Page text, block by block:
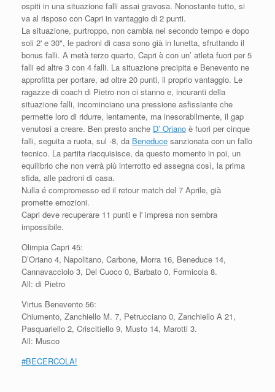
ospiti in una situazione falli assai gravosa. Nonostante tutto, si
va al risposo con Capri in vantaggio di 2 punti.
La situazione, purtroppo, non cambia nel secondo tempo e dopo
soli 2' e 30", le padroni di casa sono già in lunetta, sfruttando il
bonus falli. A metà terzo quarto, Capri è con un’ atleta fuori per 5
falli ed altre 3 con 4 falli. La situazione precipita e Benevento ne
approfitta per portare, ad oltre 20 punti, il proprio vantaggio. Le
ragazze di coach di Pietro non ci stanno e, incuranti della
situazione falli, incominciano una pressione asfissiante che
permette loro di ridurre, lentamente, ma inesorabilmente, il gap
venutosi a creare. Ben presto anche D’ Oriano è fuori per cinque
falli, seguita a ruota, sul -8, da Beneduce sanzionata con un fallo
tecnico. La partita riacquisisce, da questo momento in poi, un
equilibrio che non verrà più interrotto ed assegna così, la prima
sfida, alle padroni di casa.
Nulla é compromesso ed il retour match del 7 Aprile, già
promette emozioni.
Capri deve recuperare 11 punti e l' impresa non sembra
impossibile.
Olimpia Capri 45:
D’Oriano 4, Napolitano, Carbone, Morra 16, Beneduce 14,
Cannavacciolo 3, Del Cuoco 0, Barbato 0, Formicola 8.
All: di Pietro
Virtus Benevento 56:
Chiumento, Zanchiello M. 7, Petrucciano 0, Zanchiello A 21,
Pasquariello 2, Criscitiello 9, Musto 14, Marotti 3.
All: Musco
#BECERCOLA!